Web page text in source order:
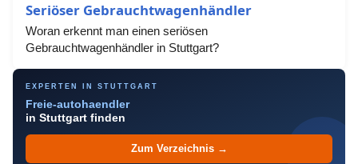
Seriöser Gebrauchtwagenhändler
Woran erkennt man einen seriösen
Gebrauchtwagenhändler in Stuttgart?
EXPERTEN IN STUTTGART
Freie-autohaendler
in Stuttgart finden
Zum Verzeichnis →